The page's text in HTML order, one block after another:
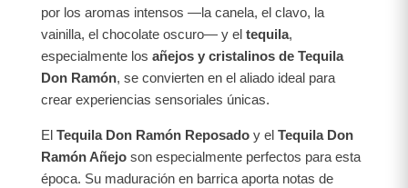
por los aromas intensos —la canela, el clavo, la
vainilla, el chocolate oscuro— y el tequila,
especialmente los añejos y cristalinos de Tequila
Don Ramón, se convierten en el aliado ideal para
crear experiencias sensoriales únicas.
El Tequila Don Ramón Reposado y el Tequila Don
Ramón Añejo son especialmente perfectos para esta
época. Su maduración en barrica aporta notas de